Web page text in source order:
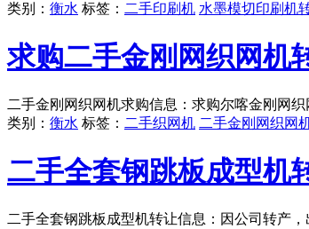
类别： 衡水 标签： 二手印刷机 水墨模切印刷机
求购二手金刚网织网机
二手金刚网织网机求购信息：求购尔喀金刚网
类别： 衡水 标签： 二手织网机 二手金刚网织网
二手全套钢跳板成型机
二手全套钢跳板成型机转让信息：因公司转产